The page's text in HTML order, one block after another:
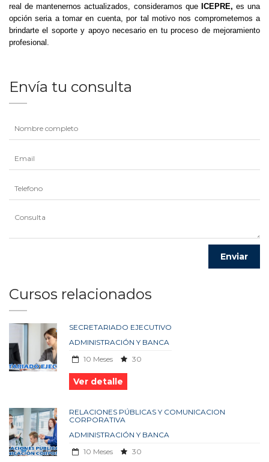
real de mantenernos actualizados, consideramos que ICEPRE, es una
opción seria a tomar en cuenta, por tal motivo nos comprometemos a
brindarte el soporte y apoyo necesario en tu proceso de mejoramiento
profesional.
Envía tu consulta
Cursos relacionados
SECRETARIADO EJECUTIVO
ADMINISTRACIÓN Y BANCA
10 Meses
30
Ver detalle
RELACIONES PÚBLICAS Y COMUNICACION
CORPORATIVA
ADMINISTRACIÓN Y BANCA
10 Meses
30